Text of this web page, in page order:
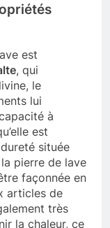
est
, qui
le
lui
à
est
située
pierre de lave
façonnée en
articles de
très
la chaleur, ce